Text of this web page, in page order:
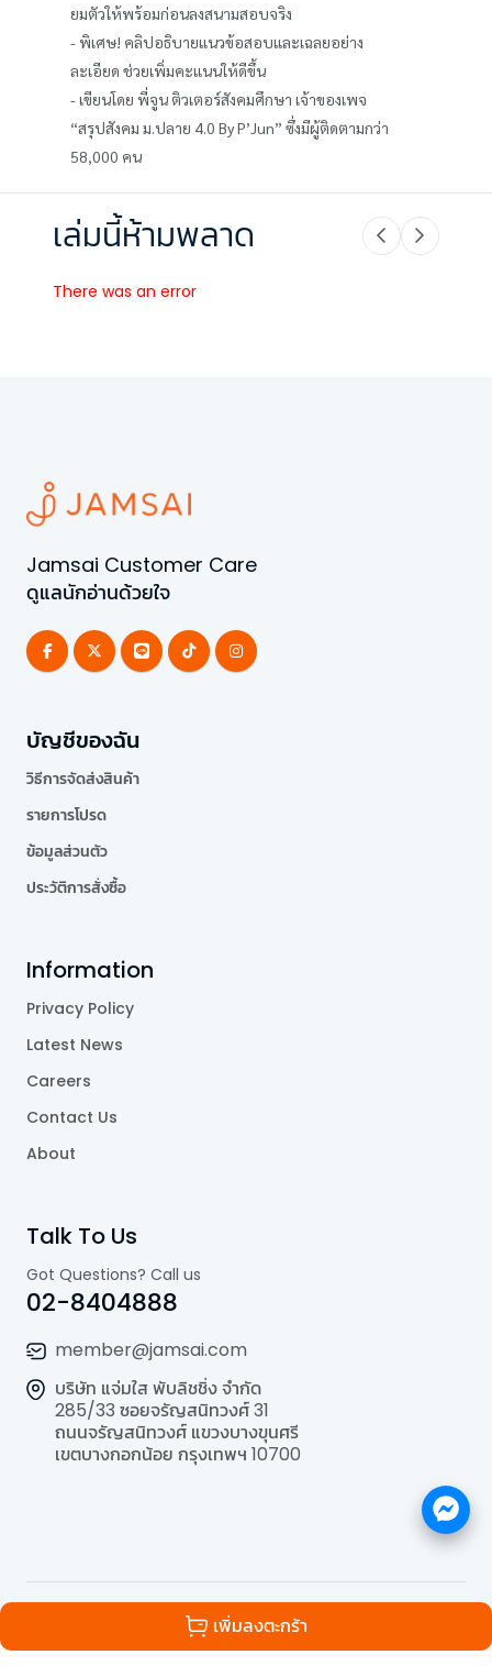
เพิ่มลงตะกร้า
ยมตัวให้พร้อมก่อนลงสนามสอบจริง
- พิเศษ! คลิปอธิบายแนวข้อสอบและเฉลยอย่าง
ละเอียด ช่วยเพิ่มคะแนนให้ดีขึ้น
- เขียนโดย พี่จูน ติวเตอร์สังคมศึกษา เจ้าของเพจ
“สรุปสังคม ม.ปลาย 4.0 By P’Jun” ซึ่งมีผู้ติดตามกว่า
58,000 คน
เล่มนี้ห้ามพลาด
There was an error
Jamsai Customer Care
ดูแลนักอ่านด้วยใจ
บัญชีของฉัน
วิธีการจัดส่งสินค้า
รายการโปรด
ข้อมูลส่วนตัว
ประวัติการสั่งซื้อ
Information
Privacy Policy
Latest News
Careers
Contact Us
About
Talk To Us
Got Questions? Call us
02-8404888
member@jamsai.com
บริษัท แจ่มใส พับลิชชิ่ง จำกัด
285/33 ซอยจรัญสนิทวงศ์ 31
ถนนจรัญสนิทวงศ์ แขวงบางขุนศรี
เขตบางกอกน้อย กรุงเทพฯ 10700
All Rights Reserved | Powered by
Publishing Co.,Ltd..